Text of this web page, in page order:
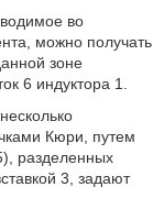
во
можно получать
зоне
6 индуктора 1.
Кюри, путем
разделенных
3, задают